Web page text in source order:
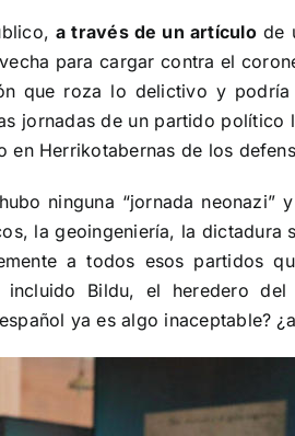
a través de un artículode
para cargar contra el
que roza lo delictivo y
jornadas de un partido
Herrikotabernas de los
ninguna “jornada
la geoingeniería, la
a todos esos partidos
incluido Bildu, el heredero
ya es algo inaceptable?